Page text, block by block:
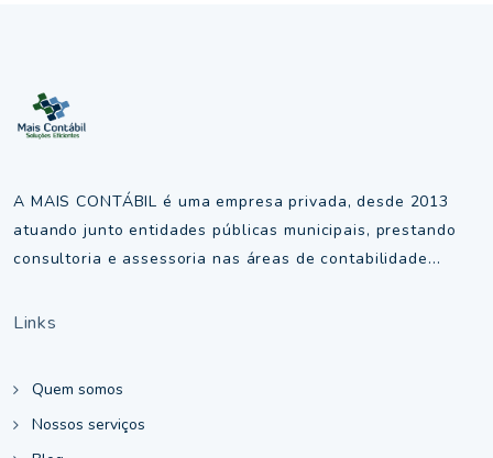
A MAIS CONTÁBIL é uma empresa privada, desde 2013
atuando junto entidades públicas municipais, prestando
consultoria e assessoria nas áreas de contabilidade...
Links
Quem somos
Nossos serviços